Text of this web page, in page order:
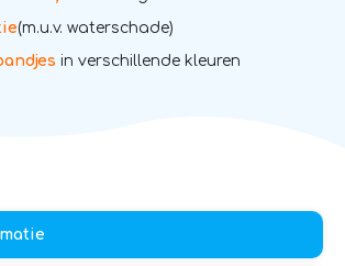
(m.u.v. waterschade)
in verschillende kleuren